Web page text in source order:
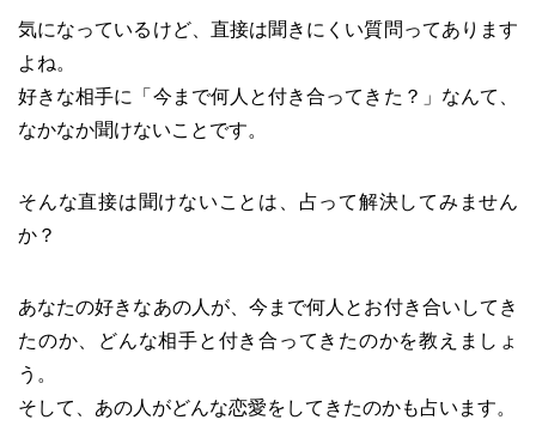
気になっているけど、直接は聞きにくい質問ってあります
よね。
好きな相手に「今まで何人と付き合ってきた？」なんて、
なかなか聞けないことです。
そんな直接は聞けないことは、占って解決してみません
か？
あなたの好きなあの人が、今まで何人とお付き合いしてき
たのか、どんな相手と付き合ってきたのかを教えましょ
う。
そして、あの人がどんな恋愛をしてきたのかも占います。